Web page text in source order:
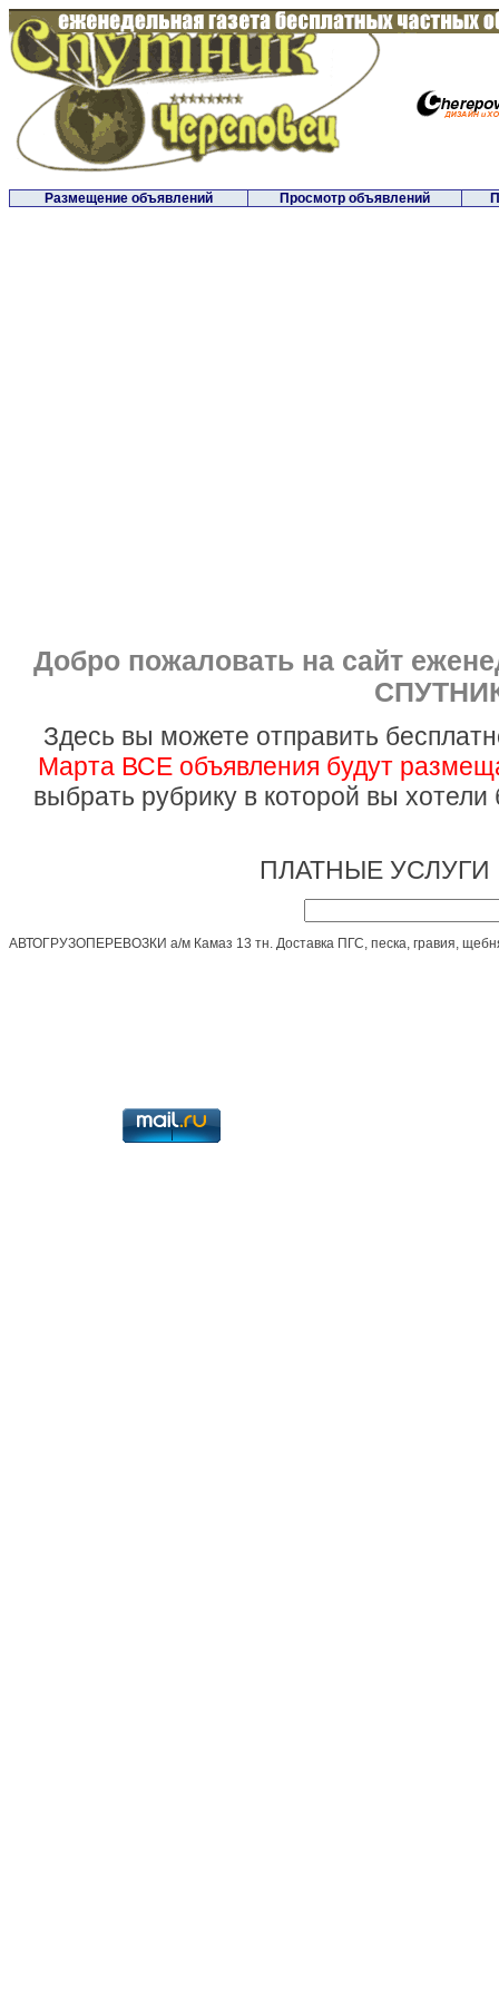
Размещение объявлений Просмотр объявлений
Добро пожаловать на сайт
Здесь вы можете отправить
Марта ВСЕ объявления будут
выбрать рубрику в которой вы
ПЛАТНЫЕ УСЛУГИ
АВТОГРУЗОПЕРЕВОЗКИ а/м Камаз 13 тн. Доставка ПГС, песка, гравия,